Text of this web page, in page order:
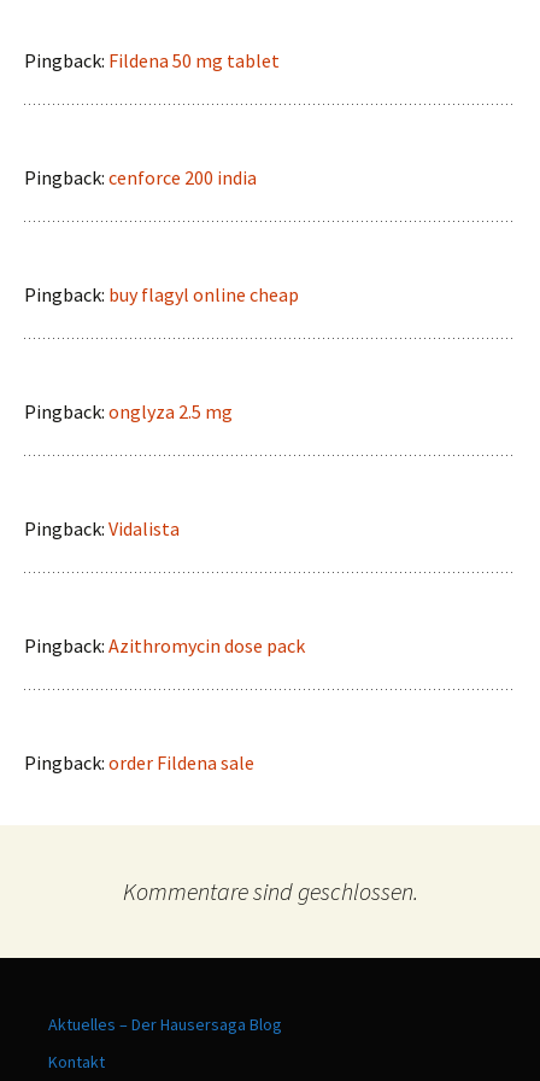
Pingback: Fildena 50 mg tablet
Pingback: cenforce 200 india
Pingback: buy flagyl online cheap
Pingback: onglyza 2.5 mg
Pingback: Vidalista
Pingback: Azithromycin dose pack
Pingback: order Fildena sale
Kommentare sind geschlossen.
Aktuelles – Der Hausersaga Blog
Kontakt